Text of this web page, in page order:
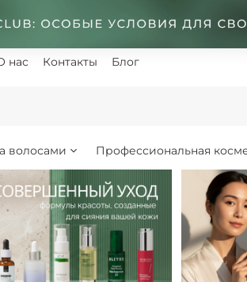
нас Контакты Блог
волосами Профессиональная